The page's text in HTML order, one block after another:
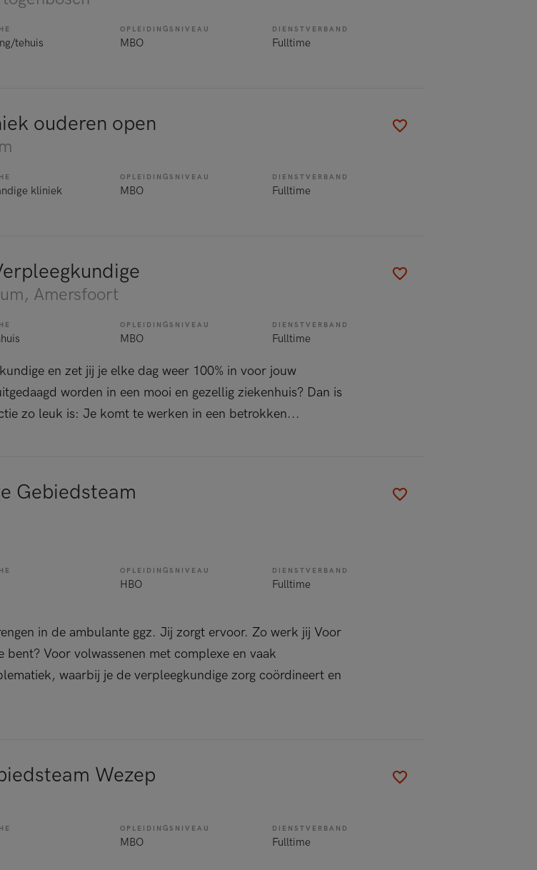
tehuis
OPLEIDINGSNIVEAU
MBO
DIENSTVERBAND
Fulltime
ouderen open
kliniek
OPLEIDINGSNIVEAU
MBO
DIENSTVERBAND
Fulltime
, Amersfoort
OPLEIDINGSNIVEAU
MBO
DIENSTVERBAND
Fulltime
en zet jij je elke dag weer 100% in voor jouw
worden in een mooi en gezellig ziekenhuis? Dan is
zo leuk is: Je komt te werken in een betrokken...
Gebiedsteam
OPLEIDINGSNIVEAU
HBO
DIENSTVERBAND
Fulltime
in de ambulante ggz. Jij zorgt ervoor. Zo werk jij Voor
bent? Voor volwassenen met complexe en vaak
waarbij je de verpleegkundige zorg coördineert en
Wezep
OPLEIDINGSNIVEAU
MBO
DIENSTVERBAND
Fulltime